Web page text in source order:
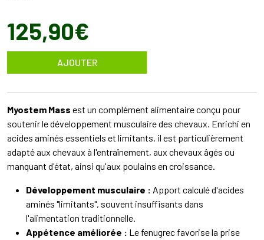
125,90€
AJOUTER
Myostem Mass est un complément alimentaire conçu pour
soutenir le développement musculaire des chevaux. Enrichi en
acides aminés essentiels et limitants, il est particulièrement
adapté aux chevaux à l'entraînement, aux chevaux âgés ou
manquant d'état, ainsi qu'aux poulains en croissance.
Développement musculaire : Apport calculé d'acides
aminés "limitants", souvent insuffisants dans
l'alimentation traditionnelle.
Appétence améliorée : Le fenugrec favorise la prise